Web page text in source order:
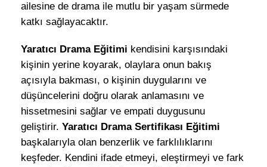
ailesine de drama ile mutlu bir yaşam sürmede
katkı sağlayacaktır.
Yaratıcı Drama Eğitimi kendisini karşısındaki
kişinin yerine koyarak, olaylara onun bakış
açısıyla bakması, o kişinin duygularını ve
düşüncelerini doğru olarak anlamasını ve
hissetmesini sağlar ve empati duygusunu
geliştirir. Yaratıcı Drama Sertifikası Eğitimi
başkalarıyla olan benzerlik ve farklılıklarını
keşfeder. Kendini ifade etmeyi, eleştirmeyi ve fark